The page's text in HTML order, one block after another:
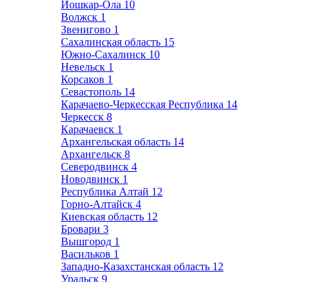
Йошкар-Ола 10
Волжск 1
Звенигово 1
Сахалинская область 15
Южно-Сахалинск 10
Невельск 1
Корсаков 1
Севастополь 14
Карачаево-Черкесская Республика 14
Черкесск 8
Карачаевск 1
Архангельская область 14
Архангельск 8
Северодвинск 4
Новодвинск 1
Республика Алтай 12
Горно-Алтайск 4
Киевская область 12
Бровари 3
Вышгород 1
Васильков 1
Западно-Казахстанская область 12
Уральск 9